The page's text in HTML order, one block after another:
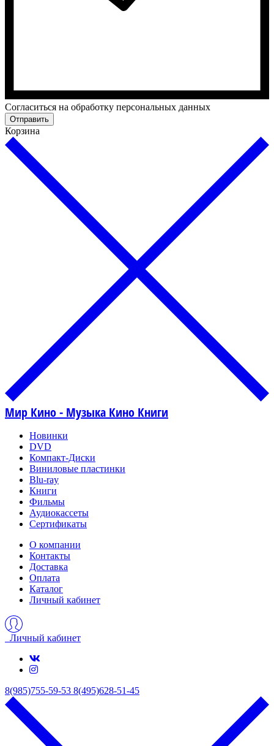
Cогласиться на обработку персональных данных
Отправить
Корзина
Мир Кино - Музыка Кино Книги
Новинки
DVD
Компакт-Диски
Виниловые пластинки
Blu-ray
Книги
Фильмы
Аудиокассеты
Сертификаты
О компании
Контакты
Доставка
Оплата
Каталог
Личный кабинет
Личный кабинет
8(985)755-59-53 8(495)628-51-45